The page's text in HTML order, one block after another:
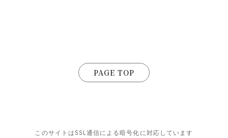
PAGE TOP
このサイトはSSL通信による暗号化に対応しています